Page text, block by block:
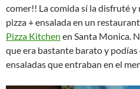
comer!! La comida sí la disfruté
pizza + ensalada en un
Pizza Kitchen en Santa Monica.
que era bastante barato y
ensaladas que entraban en el